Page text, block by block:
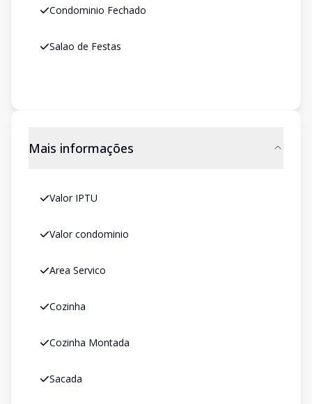
Condominio Fechado
Salao de Festas
Mais informações
Valor IPTU
Valor condominio
Area Servico
Cozinha
Cozinha Montada
Sacada